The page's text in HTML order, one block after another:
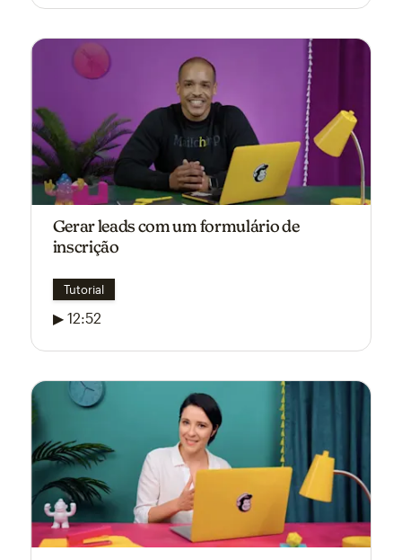
Gerar leads com um formulário de
inscrição
Tutorial
▶ 12:52